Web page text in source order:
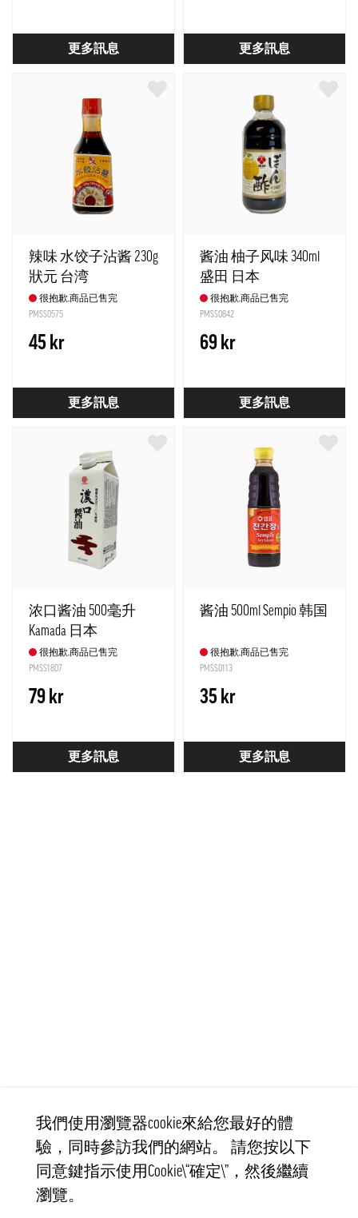
更多訊息 更多訊息
辣味 水饺子沾酱 230g
狀元 台湾
很抱歉,商品已售完
PMSS0575
45 kr
更多訊息
酱油 柚子风味 340ml
盛田 日本
很抱歉,商品已售完
PMSS0842
69 kr
更多訊息
浓口酱油 500毫升
Kamada 日本
很抱歉,商品已售完
PMSS1807
79 kr
更多訊息
酱油 500ml Sempio 韩国
很抱歉,商品已售完
PMSS0113
35 kr
更多訊息
我們使用瀏覽器cookie來給您最好的體
驗，同時參訪我們的網站。 請您按以下
同意鍵指示使用Cookie\“確定\”，然後繼續
瀏覽。